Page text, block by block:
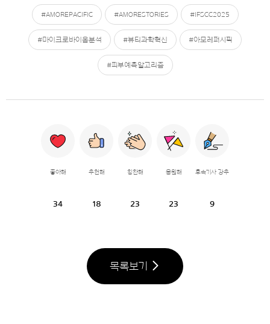
#AMOREPACIFIC #AMORESTORIES #IFSCC2025
#마이크로바이옴분석 #뷰티과학혁신 #아모레퍼시픽
#피부예측알고리즘
좋아해
34
추천해
18
칭찬해
23
응원해
23
후속기사 강추
9
목록보기